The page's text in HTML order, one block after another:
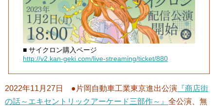
■ サイクロン購入ページ
http://v2.kan-geki.com/live-streaming/ticket/880
2022年11月27日 ●片岡自動車工業東京進出公演 『商店街
の話～エキセントリックアーケード三部作～』 全公演、無